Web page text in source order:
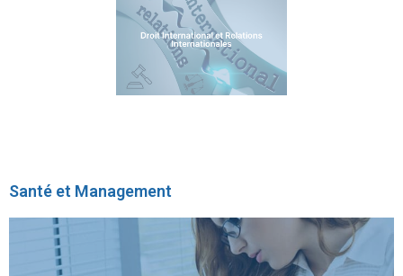
En savoir plus
Droit International et Relations
Internationales
Santé et Management